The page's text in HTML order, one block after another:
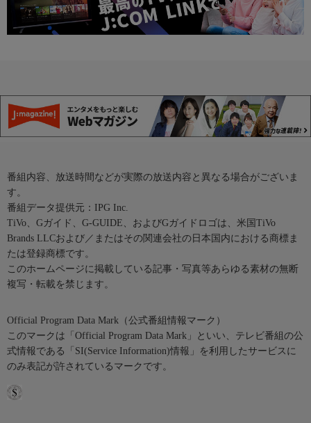
番組内容、放送時間などが実際の放送内容と異なる場合がございま
す。
番組データ提供元：IPG Inc.
TiVo、Gガイド、G-GUIDE、およびGガイドロゴは、米国TiVo
Brands LLCおよび／またはその関連会社の日本国内における商標ま
たは登録商標です。
このホームページに掲載している記事・写真等あらゆる素材の無断
複写・転載を禁じます。
Official Program Data Mark（公式番組情報マーク）
このマークは「Official Program Data Mark」といい、テレビ番組の公
式情報である「SI(Service Information)情報」を利用したサービスに
のみ表記が許されているマークです。